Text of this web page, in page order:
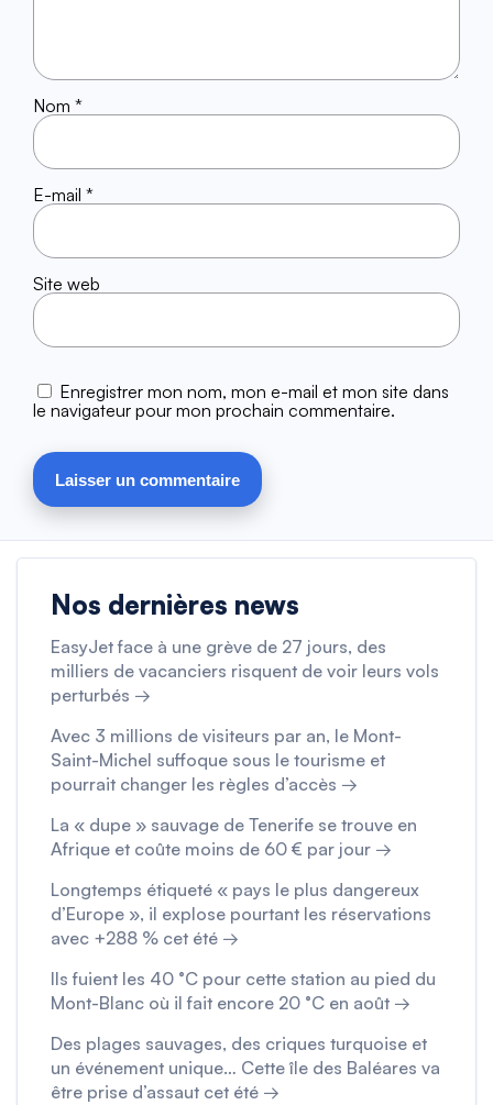
Nom *
E-mail *
Site web
Enregistrer mon nom, mon e-mail et mon site dans
le navigateur pour mon prochain commentaire.
Nos dernières news
EasyJet face à une grève de 27 jours, des
milliers de vacanciers risquent de voir leurs vols
perturbés →
Avec 3 millions de visiteurs par an, le Mont-
Saint-Michel suffoque sous le tourisme et
pourrait changer les règles d’accès →
La « dupe » sauvage de Tenerife se trouve en
Afrique et coûte moins de 60 € par jour →
Longtemps étiqueté « pays le plus dangereux
d’Europe », il explose pourtant les réservations
avec +288 % cet été →
Ils fuient les 40 °C pour cette station au pied du
Mont-Blanc où il fait encore 20 °C en août →
Des plages sauvages, des criques turquoise et
un événement unique… Cette île des Baléares va
être prise d’assaut cet été →